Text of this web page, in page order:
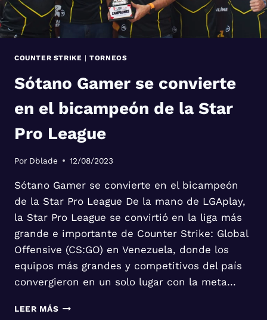
COUNTER STRIKE |TORNEOS
Sótano Gamer se convierte
en el bicampeón de la Star
Pro League
Por Dblade 12/08/2023
Sótano Gamer se convierte en el bicampeón
de la Star Pro League De la mano de LGAplay,
la Star Pro League se convirtió en la liga más
grande e importante de Counter Strike: Global
Offensive (CS:GO) en Venezuela, donde los
equipos más grandes y competitivos del país
convergieron en un solo lugar con la meta…
LEER MÁSSÓTANO